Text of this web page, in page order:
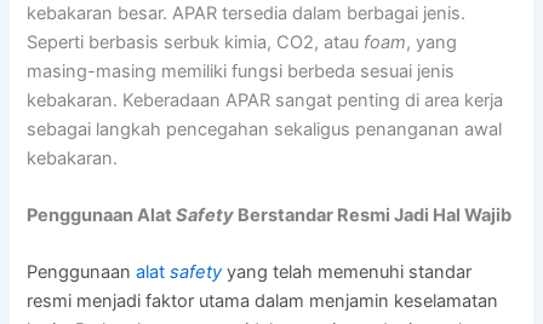
kebakaran besar. APAR tersedia dalam berbagai jenis.
Seperti berbasis serbuk kimia, CO2, atau foam, yang
masing-masing memiliki fungsi berbeda sesuai jenis
kebakaran. Keberadaan APAR sangat penting di area kerja
sebagai langkah pencegahan sekaligus penanganan awal
kebakaran.
Penggunaan AlatSafety Berstandar Resmi Jadi Hal Wajib
Penggunaanalatsafety yang telah memenuhi standar
resmi menjadi faktor utama dalam menjamin keselamatan